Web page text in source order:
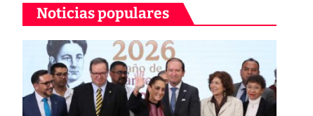
Noticias populares